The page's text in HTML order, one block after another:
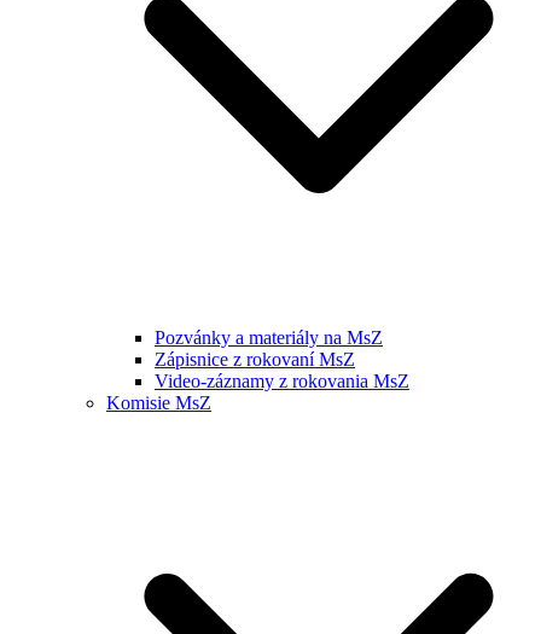
Pozvánky a materiály na MsZ
Zápisnice z rokovaní MsZ
Video-záznamy z rokovania MsZ
Komisie MsZ